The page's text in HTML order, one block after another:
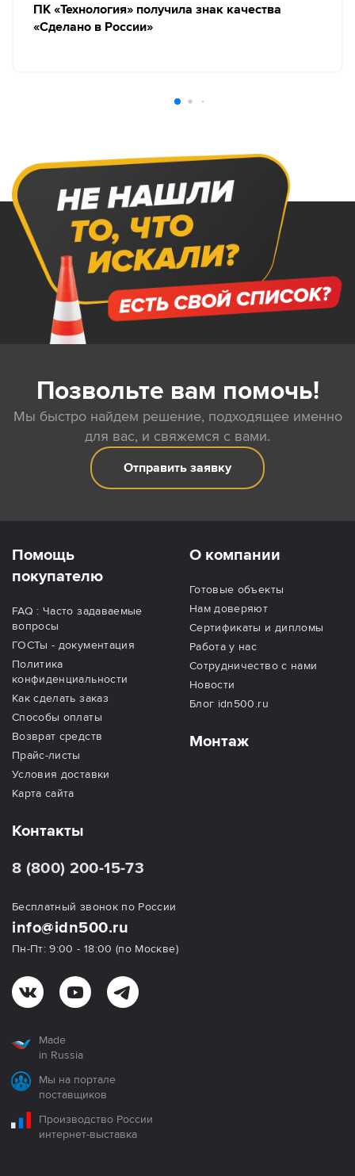
ПК «Технология» получила знак качества
«Сделано в России»
Позвольте вам помочь!
Мы быстро найдем решение, подходящее именно
для вас, и свяжемся с вами.
Отправить заявку
Помощь
покупателю
FAQ : Часто задаваемые
вопросы
ГОСТы - документация
Политика
конфиденциальности
Как сделать заказ
Способы оплаты
Возврат средств
Прайс-листы
Условия доставки
Карта сайта
О компании
Готовые объекты
Нам доверяют
Сертификаты и дипломы
Работа у нас
Сотрудничество с нами
Новости
Блог idn500.ru
Монтаж
Контакты
8 (800) 200-15-73
Бесплатный звонок по России
info@idn500.ru
Пн-Пт: 9:00 - 18:00 (по Москве)
Made
in Russia
Мы на портале
поставщиков
Производство России
интернет-выставка